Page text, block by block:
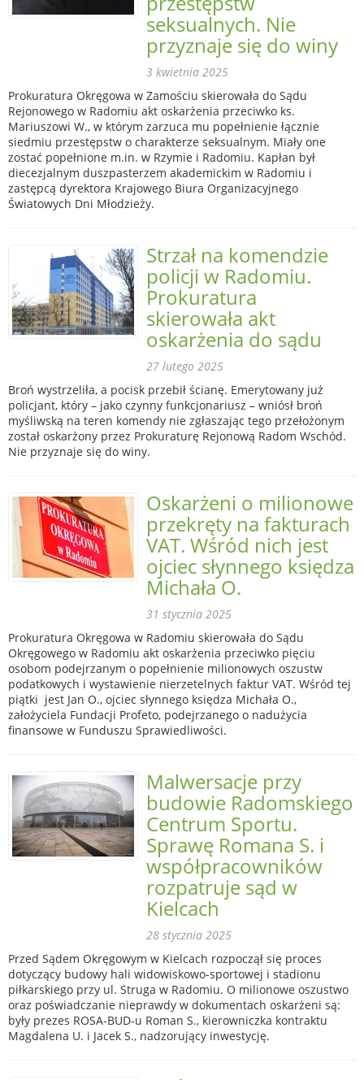
seksualnych. Nie
przyznaje się do winy
3 kwietnia 2025
Prokuratura Okręgowa w Zamościu skierowała do Sądu
Rejonowego w Radomiu akt oskarżenia przeciwko ks.
Mariuszowi W., w którym zarzuca mu popełnienie łącznie
siedmiu przestępstw o charakterze seksualnym. Miały one
zostać popełnione m.in. w Rzymie i Radomiu. Kapłan był
diecezjalnym duszpasterzem akademickim w Radomiu i
zastępcą dyrektora Krajowego Biura Organizacyjnego
Światowych Dni Młodzieży.
Strzał na komendzie
policji w Radomiu.
Prokuratura
skierowała akt
oskarżenia do sądu
27 lutego 2025
Broń wystrzeliła, a pocisk przebił ścianę. Emerytowany już
policjant, który – jako czynny funkcjonariusz – wniósł broń
myśliwską na teren komendy nie zgłaszając tego przełożonym
został oskarżony przez Prokuraturę Rejonową Radom Wschód.
Nie przyznaje się do winy.
Oskarżeni o milionowe
przekręty na fakturach
VAT. Wśród nich jest
ojciec słynnego księdza
Michała O.
31 stycznia 2025
Prokuratura Okręgowa w Radomiu skierowała do Sądu
Okręgowego w Radomiu akt oskarżenia przeciwko pięciu
osobom podejrzanym o popełnienie milionowych oszustw
podatkowych i wystawienie nierzetelnych faktur VAT. Wśród tej
piątki jest Jan O., ojciec słynnego księdza Michała O.,
założyciela Fundacji Profeto, podejrzanego o nadużycia
finansowe w Funduszu Sprawiedliwości.
Malwersacje przy
budowie Radomskiego
Centrum Sportu.
Sprawę Romana S. i
współpracowników
rozpatruje sąd w
Kielcach
28 stycznia 2025
Przed Sądem Okręgowym w Kielcach rozpoczął się proces
dotyczący budowy hali widowiskowo-sportowej i stadionu
piłkarskiego przy ul. Struga w Radomiu. O milionowe oszustwo
oraz poświadczanie nieprawdy w dokumentach oskarżeni są:
były prezes ROSA-BUD-u Roman S., kierowniczka kontraktu
Magdalena U. i Jacek S., nadzorujący inwestycję.